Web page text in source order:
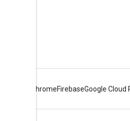
ChromeFirebaseGoogle Cloud